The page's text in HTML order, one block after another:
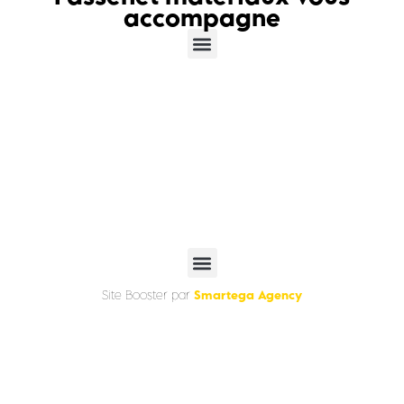
accompagne
Site Booster par Smartega Agency